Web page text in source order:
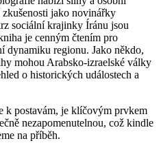
jako novinářky
sociální krajinky Íránu jsou
je cenným čtením pro
dynamiku regionu. Jako někdo,
mohou Arabsko-izraelské války
o historických událostech a
k postavám, je klíčovým prvkem
nezapomenutelnou, což kindle
na příběh.